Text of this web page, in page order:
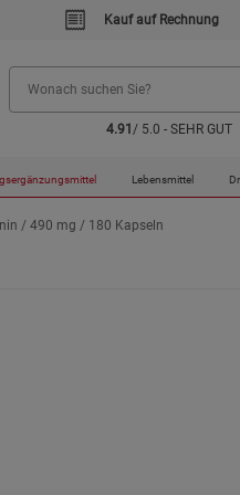
Kauf auf Rechnung
4.91 / 5.0 - SEHR GUT
Lebensmittel
/ 490 mg / 180 Kapseln